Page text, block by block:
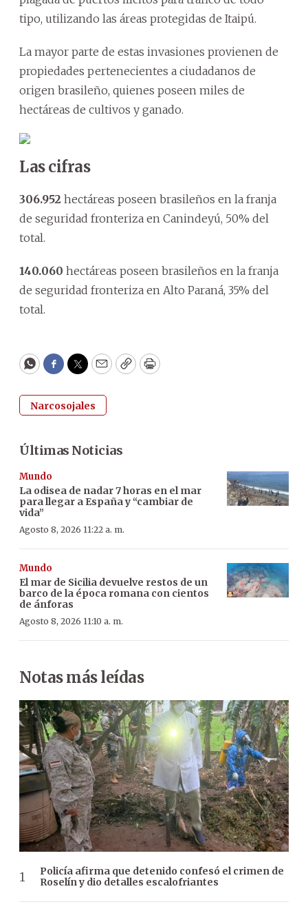
tipo, utilizando las áreas protegidas de Itaipú.
La mayor parte de estas invasiones provienen de
propiedades pertenecientes a ciudadanos de
origen brasileño, quienes poseen miles de
hectáreas de cultivos y ganado.
Las cifras
306.952 hectáreas poseen brasileños en la franja
de seguridad fronteriza en Canindeyú, 50% del
total.
140.060 hectáreas poseen brasileños en la franja
de seguridad fronteriza en Alto Paraná, 35% del
total.
WhatsApp
Facebook
Twitter
EmailCopyPrint
Narcosojales
Últimas Noticias
Mundo
La odisea de nadar 7 horas en el mar
para llegar a España y “cambiar de
vida”
Agosto 8, 2026 11:22 a. m.
Mundo
El mar de Sicilia devuelve restos de un
barco de la época romana con cientos
de ánforas
Agosto 8, 2026 11:10 a. m.
Notas más leídas
Policía afirma que detenido confesó el crimen de
Roselín y dio detalles escalofriantes